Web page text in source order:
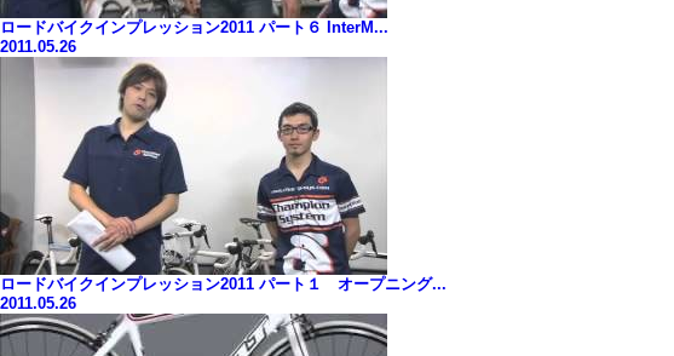
ロードバイクインプレッション2011 パート６ InterM...
2011.05.26
ロードバイクインプレッション2011 パート１ オープニング...
2011.05.26